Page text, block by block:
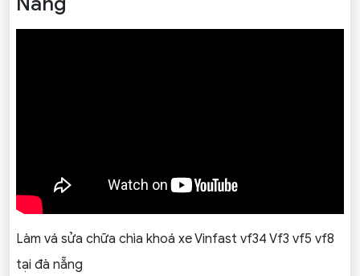
Làm vá sửa chữa chìa khoá xe Vinfast vf34 Vf3 vf5 vf8
tại đà nẵng